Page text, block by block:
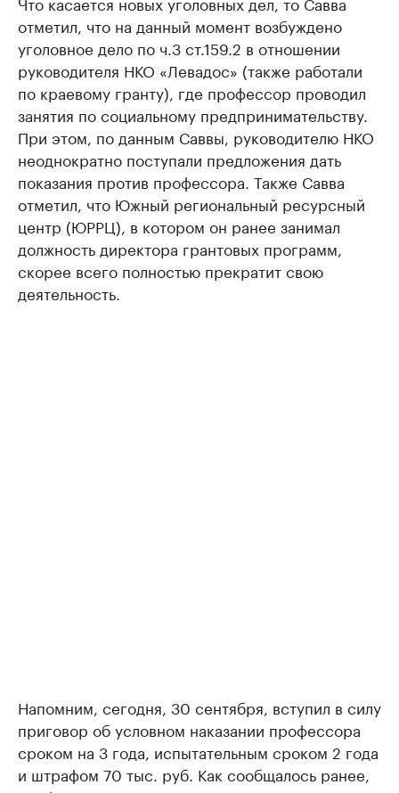
отметил, что на данный момент возбуждено
уголовное дело по ч.3 ст.159.2 в отношении
руководителя НКО «Левадос» (также работали
по краевому гранту), где профессор проводил
занятия по социальному предпринимательству.
При этом, по данным Саввы, руководителю НКО
неоднократно поступали предложения дать
показания против профессора. Также Савва
отметил, что Южный региональный ресурсный
центр (ЮРРЦ), в котором он ранее занимал
должность директора грантовых программ,
скорее всего полностью прекратит свою
деятельность.
Напомним, сегодня, 30 сентября, вступил в силу
приговор об условном наказании профессора
сроком на 3 года, испытательным сроком 2 года
и штрафом 70 тыс. руб. Как сообщалось ранее,